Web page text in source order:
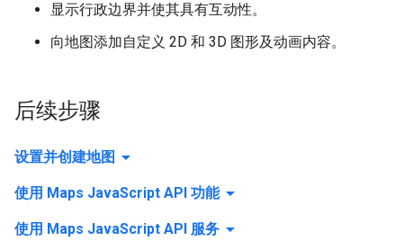
显示行政边界并使其具有互动性。
向地图添加自定义 2D 和 3D 图形及动画内容。
后续步骤
设置并创建地图 arrow_drop_down
使用 Maps JavaScript API 功能arrow_drop_down
使用 Maps JavaScript API 服务 arrow_drop_down